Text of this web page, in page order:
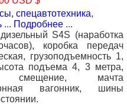
спецавтотехника,
... Подробнее ...
S4S (наработка
коробка передач
грузоподъемность 1,
подъема 4, 3 метра,
смещение, мачта
вагонник, шины